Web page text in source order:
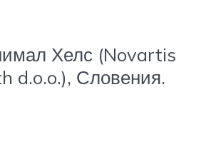
Хелс (Novartis
d.o.o.), Словения.